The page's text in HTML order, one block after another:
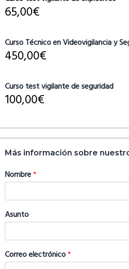
65,00€
Curso Técnico en Videovigilancia y
450,00€
Curso test vigilante de seguridad
100,00€
Más información sobre
Nombre*
Asunto
Correo electrónico*